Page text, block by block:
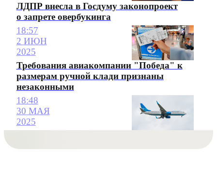
ЛДПР внесла в Госдуму законопроект
о запрете овербукинга
18:57
2 ИЮН
2025
Требования авиакомпании "Победа" к
размерам ручной клади признаны
незаконными
18:48
30 МАЯ
2025